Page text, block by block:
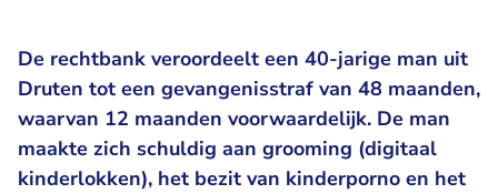
De rechtbank veroordeelt een 40-jarige man uit
Druten tot een gevangenisstraf van 48 maanden,
waarvan 12 maanden voorwaardelijk. De man
maakte zich schuldig aan grooming (digitaal
kinderlokken), het bezit van kinderporno en het